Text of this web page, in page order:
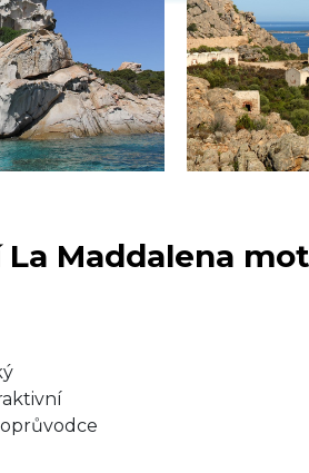
Maddalena